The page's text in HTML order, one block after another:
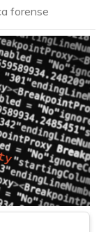
forense